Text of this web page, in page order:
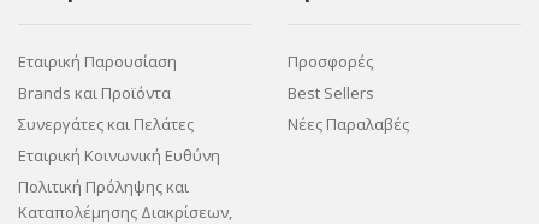
Εταιρική Παρουσίαση
Brands και Προϊόντα
Συνεργάτες και Πελάτες
Εταιρική Κοινωνική Ευθύνη
Πολιτική Πρόληψης και
Καταπολέμησης Διακρίσεων,
Προσφορές
Best Sellers
Νέες Παραλαβές